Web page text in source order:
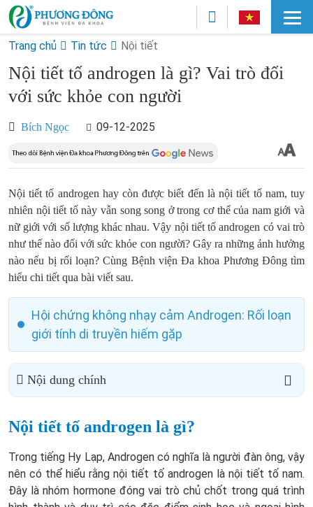
Trang chủ Tin tức Nội tiết
Nội tiết tố androgen là gì? Vai trò đối
với sức khỏe con người
Bích Ngọc 09-12-2025
Nội tiết tố androgen hay còn được biết đến là nội tiết tố nam, tuy
nhiên nội tiết tố này vẫn song song ở trong cơ thể của nam giới và
nữ giới với số lượng khác nhau. Vậy nội tiết tố androgen có vai trò
như thế nào đối với sức khỏe con người? Gây ra những ảnh hưởng
nào nếu bị rối loạn? Cùng Bệnh viện Đa khoa Phương Đông tìm
hiểu chi tiết qua bài viết sau.
Hội chứng không nhạy cảm Androgen: Rối loạn
giới tính di truyền hiếm gặp
Nội dung chính
Nội tiết tố androgen là gì?
Trong tiếng Hy Lạp, Androgen có nghĩa là người đàn ông, vậy
nên có thể hiểu rằng nội tiết tố androgen là nội tiết tố nam.
Đây là nhóm hormone đóng vai trò chủ chốt trong quá trình